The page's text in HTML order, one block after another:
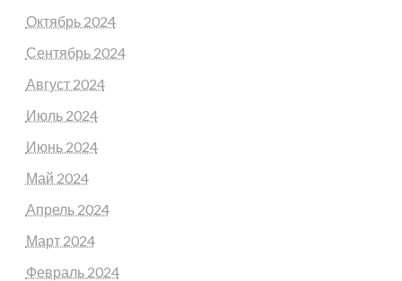
Октябрь 2024
Сентябрь 2024
Август 2024
Июль 2024
Июнь 2024
Май 2024
Апрель 2024
Март 2024
Февраль 2024